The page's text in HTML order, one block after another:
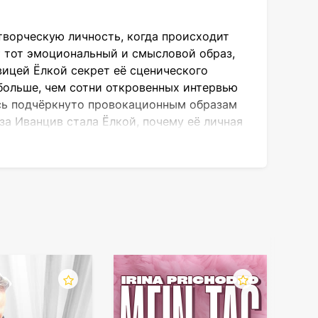
личность, когда происходит
тот эмоциональный и смысловой образ,
Ёлкой секрет её сценического
чем сотни откровенных интервью
подчёркнуто провокационным образам
Иванцив стала Ёлкой, почему её личная
в Ужгороде (Западная
граждан было уверено, что
стрижётся наголо. Версий того,